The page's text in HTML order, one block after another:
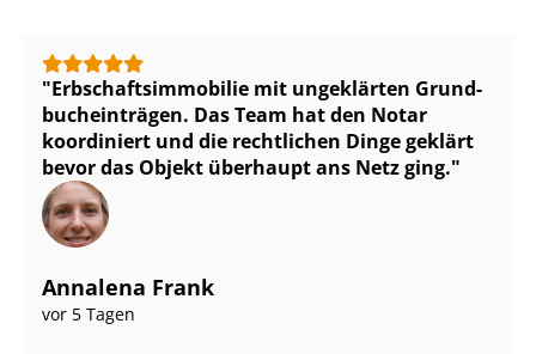
Erb­schafts­im­mo­bi­lie mit ungeklärten Grund­
buch­ein­trä­gen. Das Team hat den Notar
koordiniert und die rechtlichen Dinge geklärt
bevor das Objekt überhaupt ans Netz ging.
Annalena Frank
vor 5 Tagen